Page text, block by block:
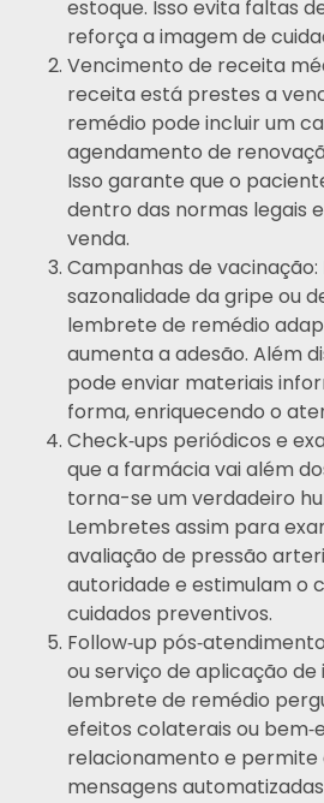
estoque. Isso evita faltas
reforça a imagem de
Vencimento de receita
receita está prestes a
remédio pode incluir um
agendamento de
Isso garante que o
dentro das normas legais
venda.
Campanhas de
sazonalidade da gripe ou
lembrete de remédio
aumenta a adesão. Além
pode enviar materiais
forma, enriquecendo o
Check‑ups periódicos e
que a farmácia vai além
torna-se um verdadeiro
Lembretes assim para
avaliação de pressão
autoridade e estimulam o
cuidados preventivos.
Follow‑up
ou serviço de aplicação de
lembrete de remédio
efeitos colaterais ou
relacionamento e permite
mensagens